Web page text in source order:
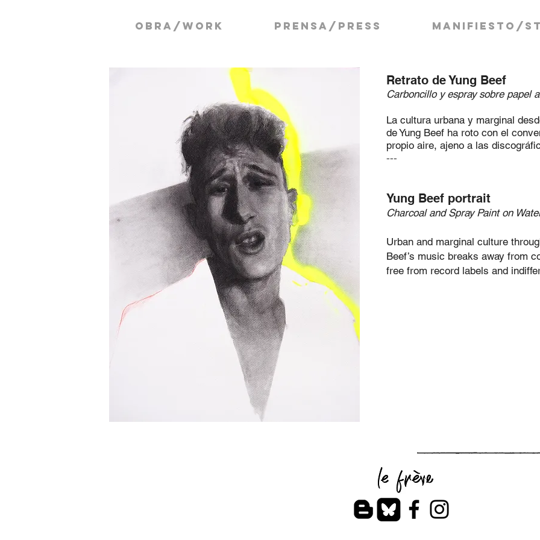
OBRA/work PRENSA/Press MANIFIESTO/
Retrato de Yung Beef
Carboncillo y espray sobre papel
La cultura urbana y marginal
de Yung Beef ha roto con el
propio aire, ajeno a las
---
Yung Beef portrait
Charcoal and Spray Paint on
Urban and marginal culture
Beef’s music breaks away from
free from record labels and